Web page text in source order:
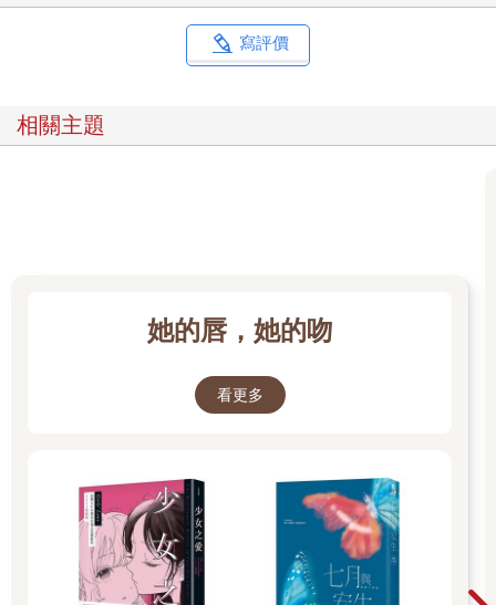
寫評價
相關主題
她的唇，她的吻
看更多